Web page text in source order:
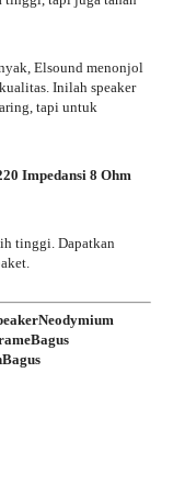
Elsound menonjol
Inilah speaker
tapi untuk
Impedansi 8 Ohm
tinggi. Dapatkan